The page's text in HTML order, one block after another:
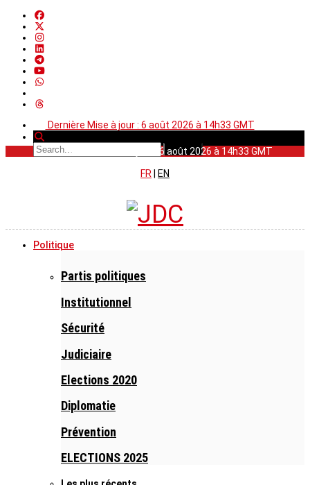
Dernière Mise à jour : 6 août 2026 à 14h33 GMT
Dernière Mise à jour : 6 août 2026 à 14h33 GMT
FR
EN
Politique
Partis politiques
Institutionnel
Sécurité
Judiciaire
Elections 2020
Diplomatie
Prévention
ELECTIONS 2025